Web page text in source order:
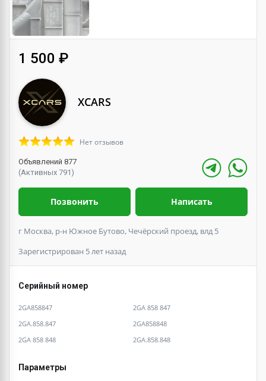
1 500 ₽
XCARS
Нет отзывов
Объявлений 877
(Активных 791)
Позвонить Написать
г Москва, р-н Южное Бутово, Чечёрский проезд, влд 5
Зарегистрирован 5 лет назад
Серийный номер
2GA858847
2GA 858 847
2GA.858.847
2GA858848
2GA 858 848
2GA.858.848
Параметры